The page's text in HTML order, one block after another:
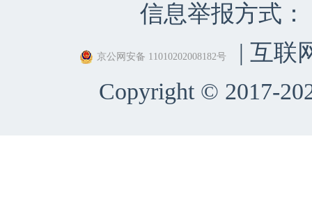
信息举报方式：
京公网安备 11010202008182号
| 互联
Copyright © 2017-